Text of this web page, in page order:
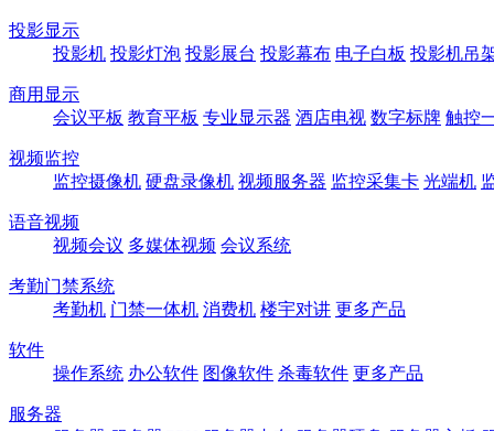
投影显示
投影机 投影灯泡 投影展台 投影幕布 电子白板 投影机吊
商用显示
会议平板 教育平板 专业显示器 酒店电视 数字标牌 触控
视频监控
监控摄像机 硬盘录像机 视频服务器 监控采集卡 光端机
语音视频
视频会议 多媒体视频 会议系统
考勤门禁系统
考勤机 门禁一体机 消费机 楼宇对讲 更多产品
软件
操作系统 办公软件 图像软件 杀毒软件 更多产品
服务器